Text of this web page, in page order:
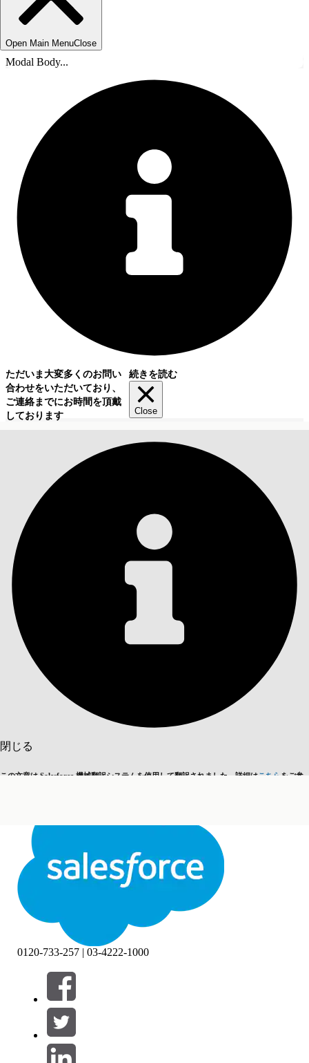
Open Main MenuClose
Modal Body...
ただいま大変多くのお問い
合わせをいただいており、
ご連絡までにお時間を頂戴
しております
続きを読む
Close
閉じる
この文章は Salesforce 機械翻訳システムを使用して翻訳されました。詳細はこちら をご参
閉じる 閉じる
目次
絞り込み条件 (0)
絞り込み条件を選択
製品エリア
0120-733-257 | 03-4222-1000